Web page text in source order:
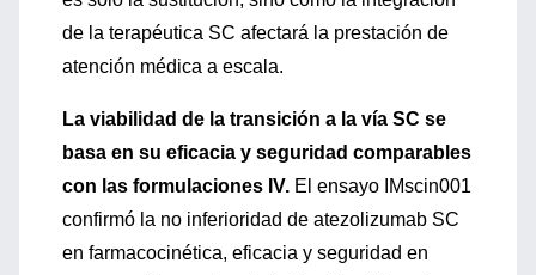
de la terapéutica SC afectará la prestación de
atención médica a escala.
La viabilidad de la transición a la vía SC se
basa en su eficacia y seguridad comparables
con las formulaciones IV. El ensayo IMscin001
confirmó la no inferioridad de atezolizumab SC
en farmacocinética, eficacia y seguridad en